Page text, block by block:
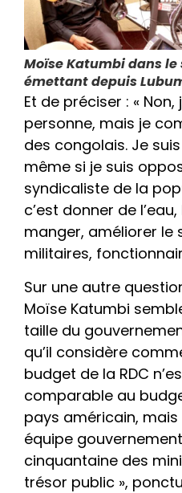
Moïse Katumbi dans
émettant depuis
Et de préciser : «
personne, mais je
des congolais. Je
même si je suis
syndicaliste de la
c’est donner de
manger, améliorer le
militaires,
Sur une autre
Moïse Katumbi
taille du
qu’il considère
budget de la RDC
comparable au
pays américain,
équipe
cinquantaine des
trésor public »,